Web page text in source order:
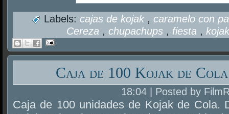
Labels:cajas de kojak ,caramelo con
Cereza ,chupachups , fiesta ,
Caja de 100 Kojak de
18:04 | Posted by
Caja de 100 unidades de Kojak de Cola.